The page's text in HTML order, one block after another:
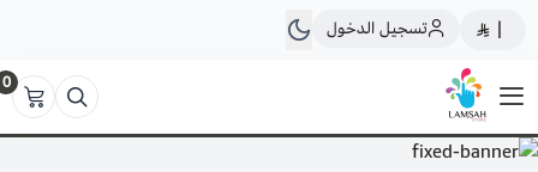
| تسجيل الدخول
لمسة ستور
0